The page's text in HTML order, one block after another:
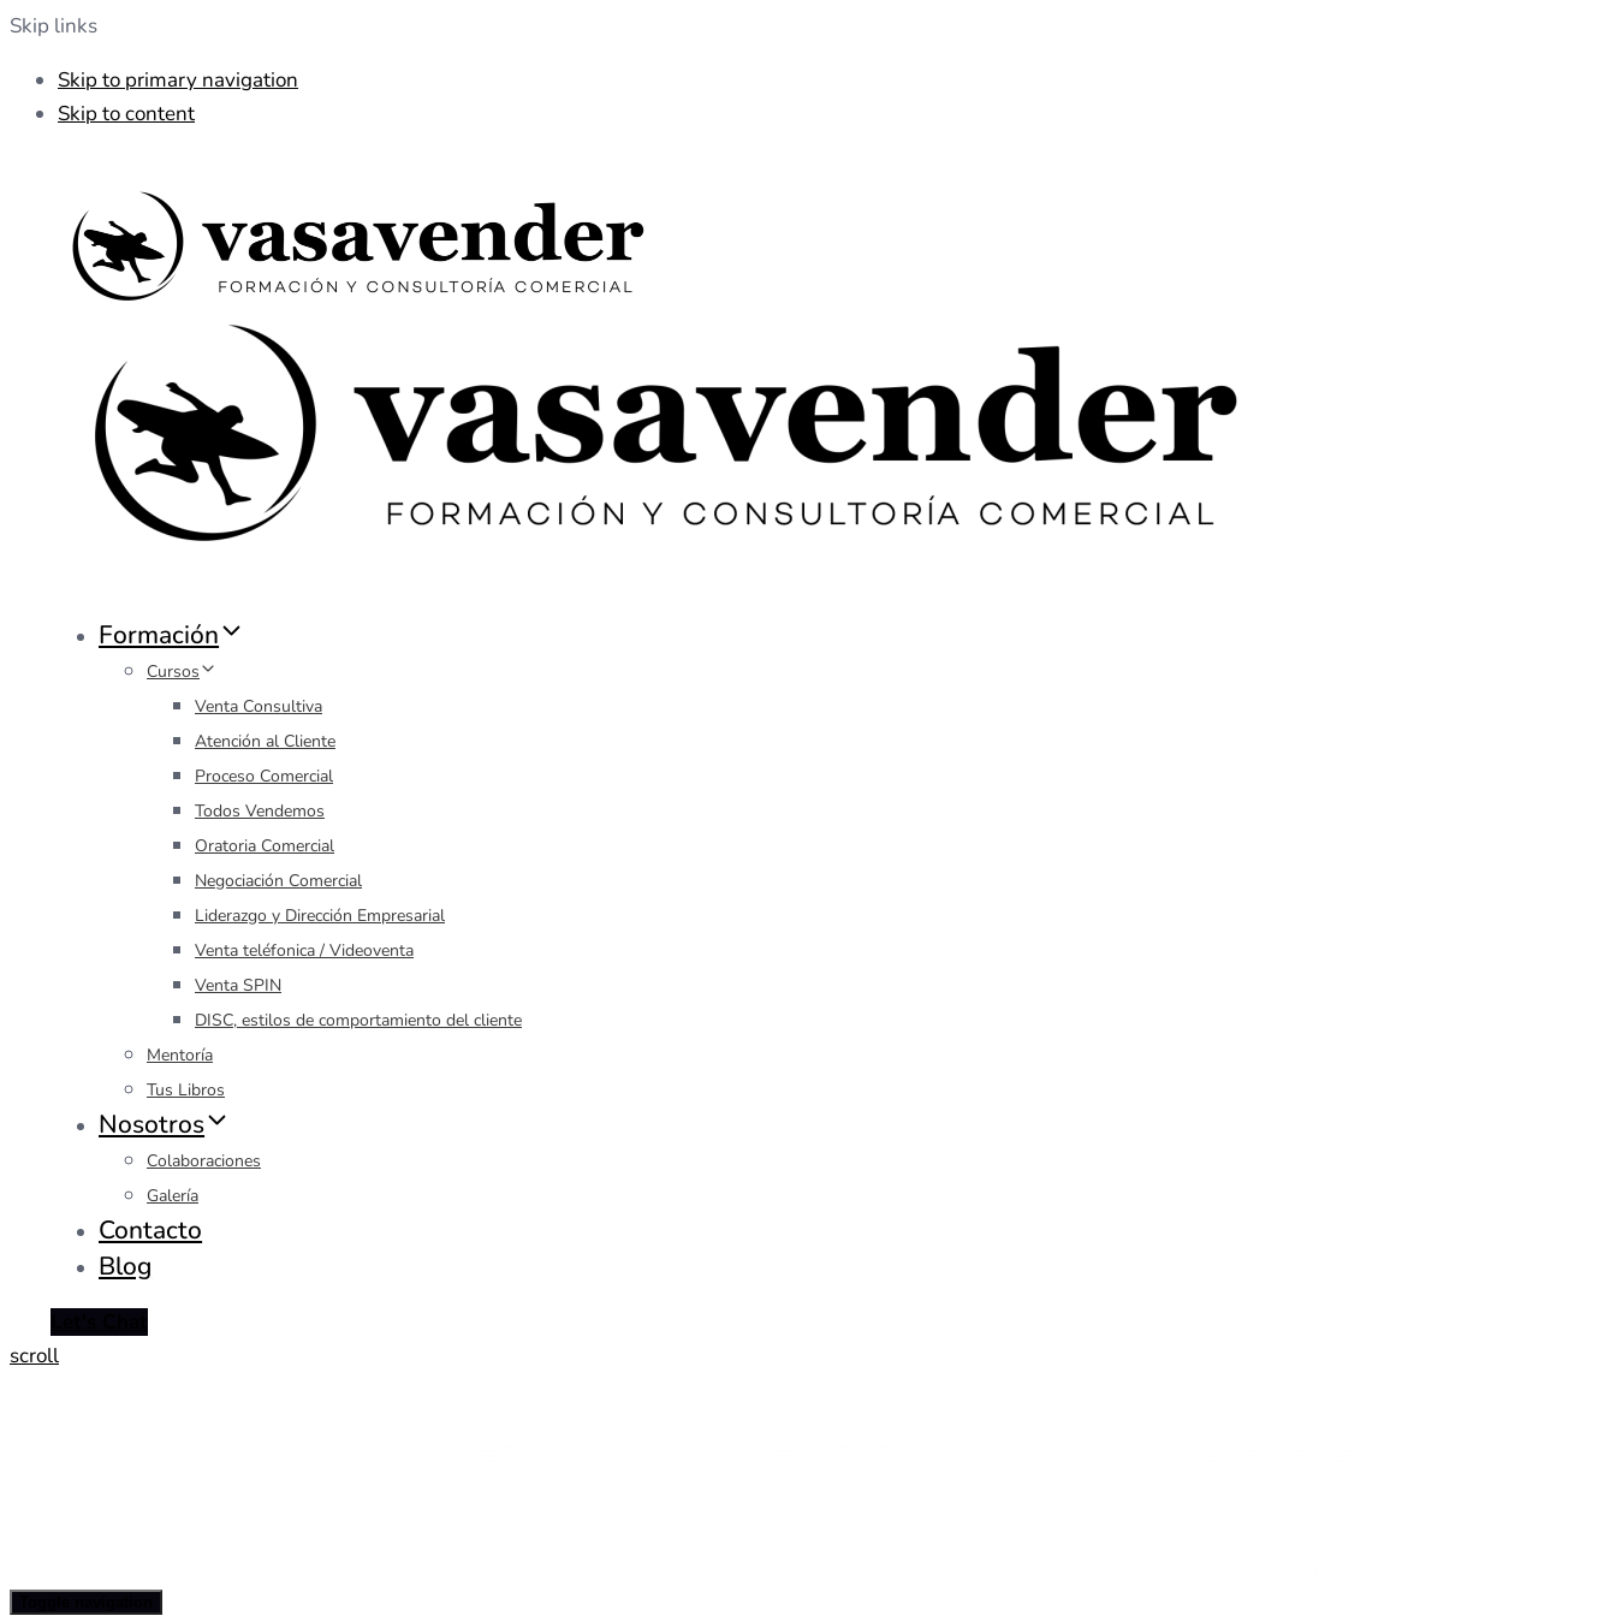
Skip links
Skip to primary navigation
Skip to content
Formación
Cursos
Venta Consultiva
Atención al Cliente
Proceso Comercial
Todos Vendemos
Oratoria Comercial
Negociación Comercial
Liderazgo y Dirección Empresarial
Venta teléfonica / Videoventa
Venta SPIN
DISC, estilos de comportamiento del cliente
Mentoría
Tus Libros
Nosotros
Colaboraciones
Galería
Contacto
Blog
scroll